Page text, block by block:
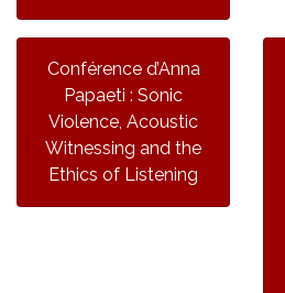
Conférence d’Anna
Papaeti : Sonic
Violence, Acoustic
Witnessing and the
Ethics of Listening